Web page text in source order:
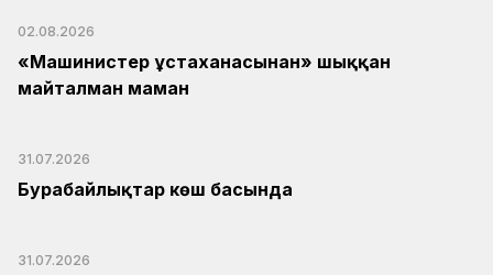
02.08.2026
«Машинистер ұстаханасынан» шыққан
майталман маман
31.07.2026
Бурабайлықтар көш басында
31.07.2026